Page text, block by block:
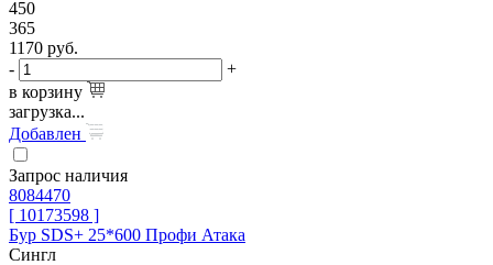
450
365
1170 руб.
-
+
в корзину
загрузка...
Добавлен
Запрос наличия
8084470
[ 10173598 ]
Бур SDS+ 25*600 Профи Атака
Сингл